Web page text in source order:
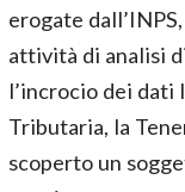
erogate
attività di analisi
l’incrocio dei dati
Tributaria, la
scoperto un